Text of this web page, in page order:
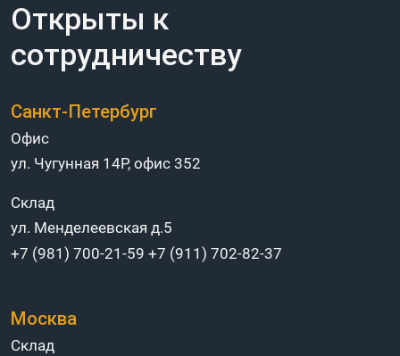
Открыты к
сотрудничеству
Санкт-Петербург
Офис
ул. Чугунная 14Р, офис 352
Склад
ул. Менделеевская д.5
+7 (981) 700-21-59 +7 (911) 702-82-37
Москва
Склад